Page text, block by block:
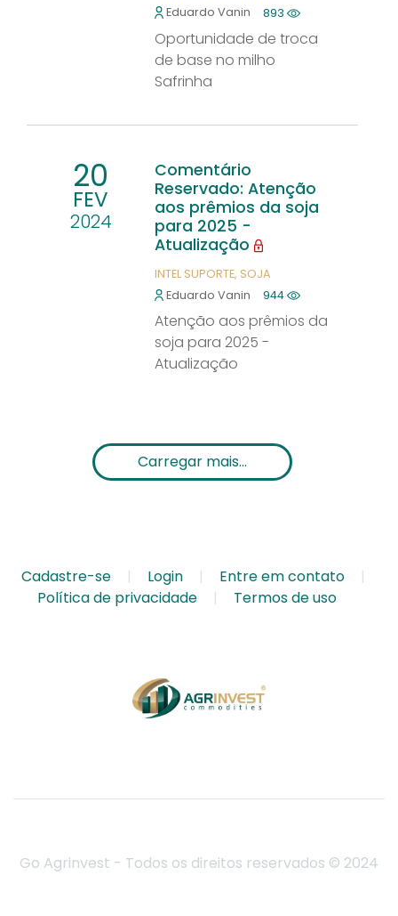
Eduardo Vanin
893
Oportunidade de troca
de base no milho
Safrinha
20
FEV
2024
Comentário
Reservado: Atenção
aos prêmios da soja
para 2025 -
Atualização
INTEL SUPORTE SOJA
Eduardo Vanin
944
Atenção aos prêmios da
soja para 2025 -
Atualização
Carregar mais...
Cadastre-se Login
Entre em contato
Política de privacidade
Termos de uso
Go Agrinvest - Todos os direitos reservados © 2024